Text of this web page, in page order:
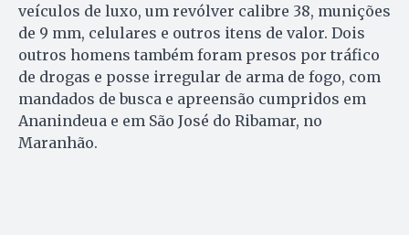
veículos de luxo, um revólver calibre 38, munições
de 9 mm, celulares e outros itens de valor. Dois
outros homens também foram presos por tráfico
de drogas e posse irregular de arma de fogo, com
mandados de busca e apreensão cumpridos em
Ananindeua e em São José do Ribamar, no
Maranhão.